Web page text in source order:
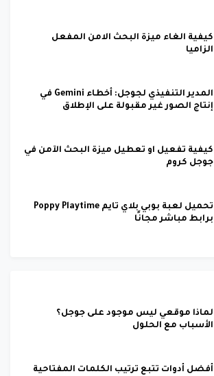
كيفية الغاء ميزة البحث الامن المفعل
الزاميا
المدير التنفيذي لجوجل: أخطاء Gemini في
إنتاج الصور غير مقبولة على الإطلاق
كيفية تفعيل او تعطيل ميزة البحث الآمن في
جوجل كروم
تحميل لعبة بوبي بلاي تايم Poppy Playtime
برابط مباشر مجانًا
لماذا موقعي ليس موجود على جوجل؟
الأسباب مع الحلول
أفضل أدوات تتبع ترتيب الكلمات المفتاحية